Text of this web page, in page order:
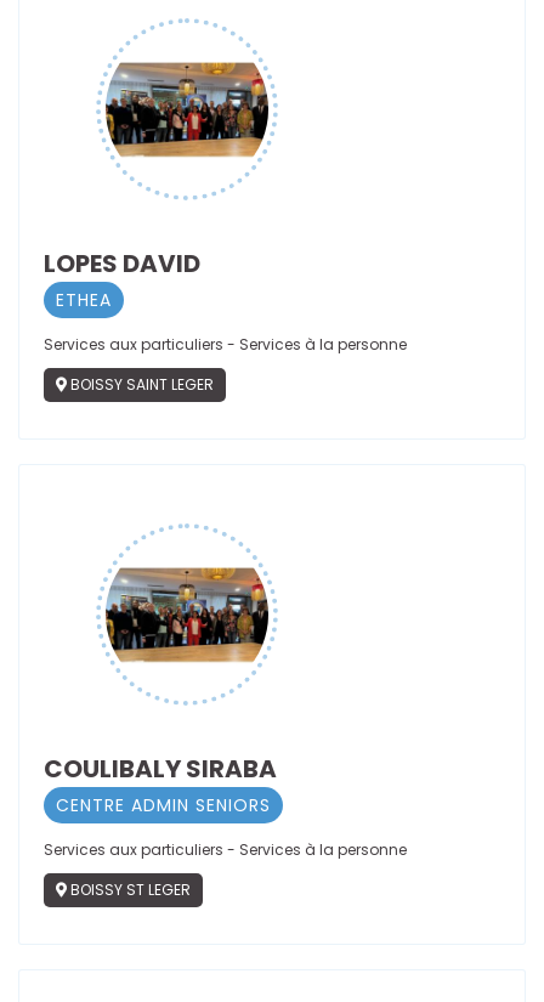
LOPES DAVID
ETHEA
Services aux particuliers - Services à la personne
BOISSY SAINT LEGER
COULIBALY SIRABA
CENTRE ADMIN SENIORS
Services aux particuliers - Services à la personne
BOISSY ST LEGER